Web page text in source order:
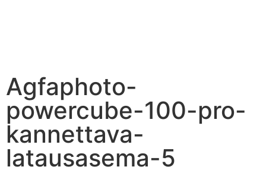
Agfaphoto-
powercube-100-pro-
kannettava-
latausasema-5